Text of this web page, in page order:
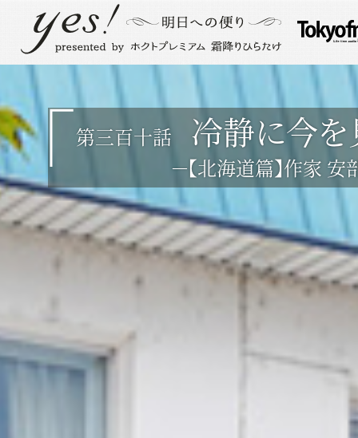
第三百十話 冷静に今を
－【北海道篇】作家 安